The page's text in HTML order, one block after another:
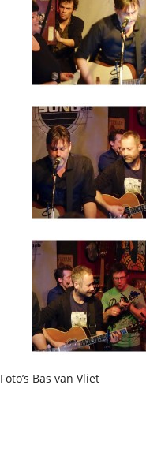
Foto’s Bas van Vliet